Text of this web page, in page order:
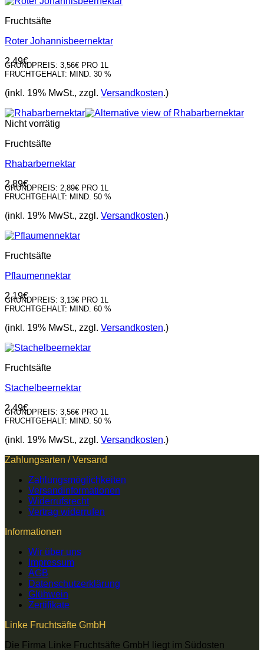
Fruchtsäfte
Roter Johannisbeernektar
2,49€
GRUNDPREIS: 3,56€ PRO 1L
FRUCHTGEHALT: MIND. 30 %
(inkl. 19% MwSt., zzgl. Versandkosten.)
Nicht vorrätig
Fruchtsäfte
Rhabarbernektar
2,89€
GRUNDPREIS: 2,89€ PRO 1L
FRUCHTGEHALT: MIND. 50 %
(inkl. 19% MwSt., zzgl. Versandkosten.)
Fruchtsäfte
Pflaumennektar
2,19€
GRUNDPREIS: 3,13€ PRO 1L
FRUCHTGEHALT: MIND. 60 %
(inkl. 19% MwSt., zzgl. Versandkosten.)
Fruchtsäfte
Stachelbeernektar
2,49€
GRUNDPREIS: 3,56€ PRO 1L
FRUCHTGEHALT: MIND. 50 %
(inkl. 19% MwSt., zzgl. Versandkosten.)
Zahlungsarten / Versand
Zahlungsmöglichkeiten
Versandinformationen
Widerrufsrecht
Vertrag widerrufen
Informationen
Wir über uns
Impressum
AGB
Datenschutzerklärung
Glühwein
Zertifikate
Linke Fruchtsäfte GmbH
Die Firma Linke Fruchtsäfte GmbH liegt im Südosten